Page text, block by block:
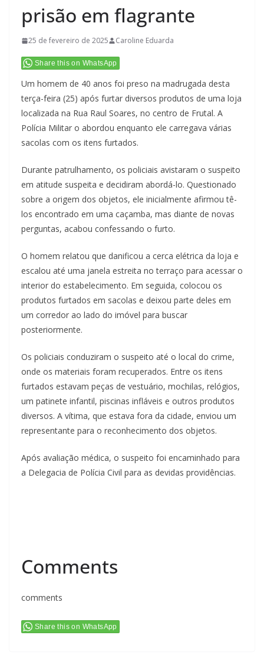
prisão em flagrante
25 de fevereiro de 2025 Caroline Eduarda
Share this on WhatsApp
Um homem de 40 anos foi preso na madrugada desta
terça-feira (25) após furtar diversos produtos de uma loja
localizada na Rua Raul Soares, no centro de Frutal. A
Polícia Militar o abordou enquanto ele carregava várias
sacolas com os itens furtados.
Durante patrulhamento, os policiais avistaram o suspeito
em atitude suspeita e decidiram abordá-lo. Questionado
sobre a origem dos objetos, ele inicialmente afirmou tê-
los encontrado em uma caçamba, mas diante de novas
perguntas, acabou confessando o furto.
O homem relatou que danificou a cerca elétrica da loja e
escalou até uma janela estreita no terraço para acessar o
interior do estabelecimento. Em seguida, colocou os
produtos furtados em sacolas e deixou parte deles em
um corredor ao lado do imóvel para buscar
posteriormente.
Os policiais conduziram o suspeito até o local do crime,
onde os materiais foram recuperados. Entre os itens
furtados estavam peças de vestuário, mochilas, relógios,
um patinete infantil, piscinas infláveis e outros produtos
diversos. A vítima, que estava fora da cidade, enviou um
representante para o reconhecimento dos objetos.
Após avaliação médica, o suspeito foi encaminhado para
a Delegacia de Polícia Civil para as devidas providências.
Comments
comments
Share this on WhatsApp